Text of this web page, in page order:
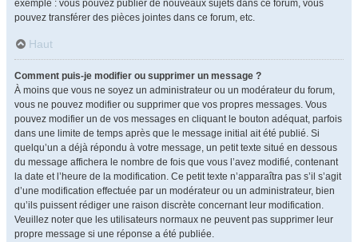
exemple : vous pouvez publier de nouveaux sujets dans ce forum, vous
pouvez transférer des pièces jointes dans ce forum, etc.
Haut
Comment puis-je modifier ou supprimer un message ?
À moins que vous ne soyez un administrateur ou un modérateur du forum,
vous ne pouvez modifier ou supprimer que vos propres messages. Vous
pouvez modifier un de vos messages en cliquant le bouton adéquat, parfois
dans une limite de temps après que le message initial ait été publié. Si
quelqu’un a déjà répondu à votre message, un petit texte situé en dessous
du message affichera le nombre de fois que vous l’avez modifié, contenant
la date et l’heure de la modification. Ce petit texte n’apparaîtra pas s’il s’agit
d’une modification effectuée par un modérateur ou un administrateur, bien
qu’ils puissent rédiger une raison discrète concernant leur modification.
Veuillez noter que les utilisateurs normaux ne peuvent pas supprimer leur
propre message si une réponse a été publiée.